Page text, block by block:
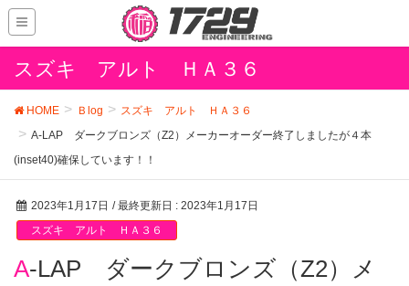
スズキ アルト ＨＡ３６
HOME Ｂlog
スズキ アルト ＨＡ３６
A-LAP ダークブロンズ（Z2）メーカーオーダー終了しましたが４本
(inset40)確保しています！！
2023年1月17日 / 最終更新日 : 2023年1月17日
スズキ アルト ＨＡ３６
A-LAP ダークブロンズ（Z2）メ